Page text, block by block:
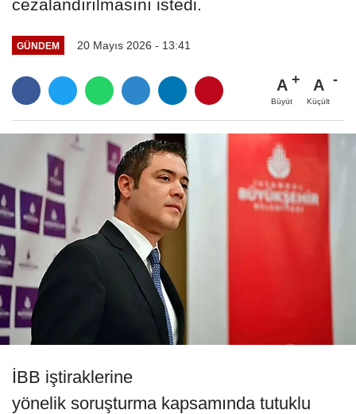
cezalandırılmasını istedi.
GÜNDEM 20 Mayıs 2026 - 13:41
A
Büyüt
A
Küçült
İBB iştiraklerine
yönelik soruşturma kapsamında tutuklu